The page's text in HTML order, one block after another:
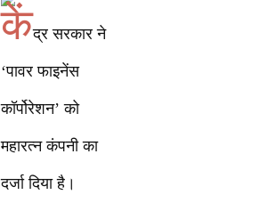
केंद्र सरकार ने
‘पावर फाइनेंस
कॉर्पोरेशन’ को
महारत्न कंपनी का
दर्जा दिया है।